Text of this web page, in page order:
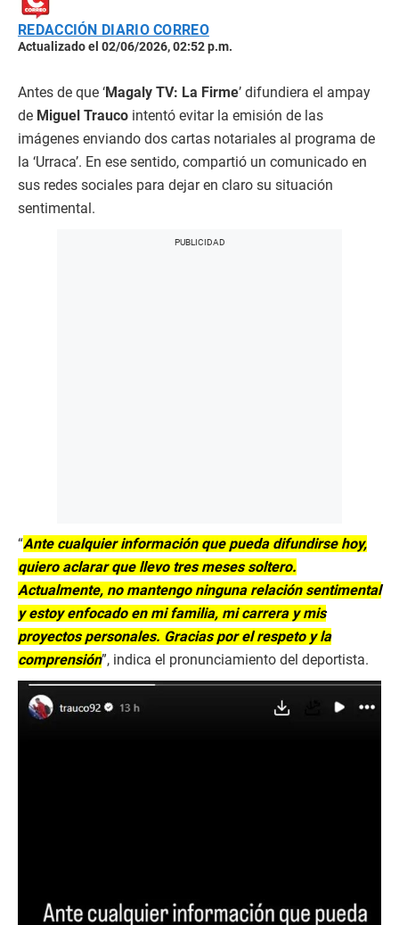
REDACCIÓN DIARIO CORREO
Actualizado el 02/06/2026, 02:52 p.m.
Antes de que ‘Magaly TV: La Firme’ difundiera el ampay
de Miguel Trauco intentó evitar la emisión de las
imágenes enviando dos cartas notariales al programa de
la ‘Urraca’. En ese sentido, compartió un comunicado en
sus redes sociales para dejar en claro su situación
sentimental.
“Ante cualquier información que pueda difundirse hoy,
quiero aclarar que llevo tres meses soltero.
Actualmente, no mantengo ninguna relación sentimental
y estoy enfocado en mi familia, mi carrera y mis
proyectos personales. Gracias por el respeto y la
comprensión”, indica el pronunciamiento del deportista.